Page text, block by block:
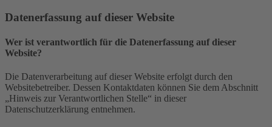
Datenerfassung auf dieser Website
Wer ist verantwortlich für die Datenerfassung auf dieser
Website?
Die Datenverarbeitung auf dieser Website erfolgt durch den
Websitebetreiber. Dessen Kontaktdaten können Sie dem Abschnitt
„Hinweis zur Verantwortlichen Stelle“ in dieser
Datenschutzerklärung entnehmen.